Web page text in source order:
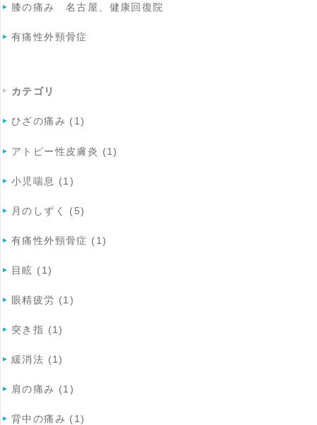
膝の痛み 名古屋、健康回復院
有痛性外頸骨症
カテゴリ
ひざの痛み (1)
アトピー性皮膚炎 (1)
小児喘息 (1)
月のしずく (5)
有痛性外頸骨症 (1)
目眩 (1)
眼精疲労 (1)
突き指 (1)
緩消法 (1)
肩の痛み (1)
背中の痛み (1)